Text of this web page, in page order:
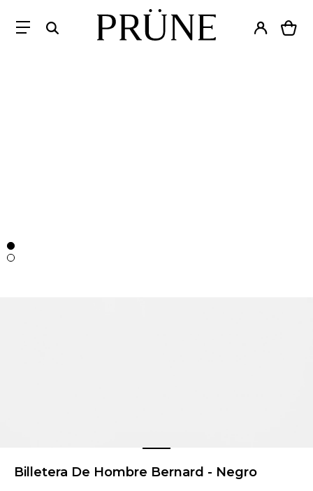
Billetera De Hombre Bernard - Negro